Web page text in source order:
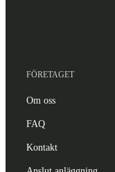
FÖRETAGET
Om oss
FAQ
Kontakt